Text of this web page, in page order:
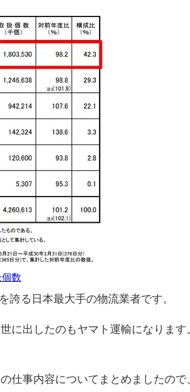
数
誇る日本最大手の物流業者です。
に出したのもヤマト運輸になります
仕事内容についてまとめましたので